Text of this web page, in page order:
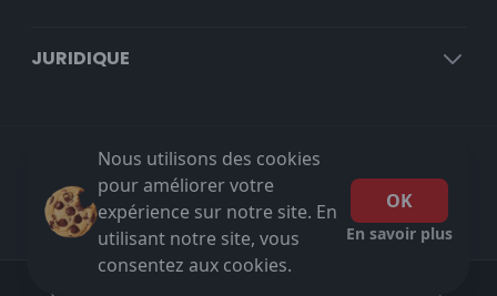
Nous utilisons des cookies
pour améliorer votre
expérience sur notre site. En
utilisant notre site, vous
consentez aux cookies.
OK
En savoir plus
JURIDIQUE
Livraison gratuite à partir de €100 HT!